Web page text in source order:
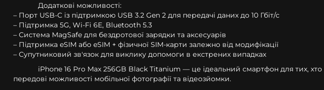
Додаткові можливості:
– Порт USB-C із підтримкою USB 3.2 Gen 2 для передачі даних до 10 Гбіт/с
– Підтримка 5G, Wi‑Fi 6E, Bluetooth 5.3
– Система MagSafe для бездротової зарядки та аксесуарів
– Підтримка eSIM або eSIM + фізичної SIM-карти залежно від модифікації
– Супутниковий зв'язок для виклику допомоги в екстрених випадках
iPhone 16 Pro Max 256GB Black Titanium — це ідеальний смартфон для тих,
передові можливості мобільної фотографії та відеозйомки.